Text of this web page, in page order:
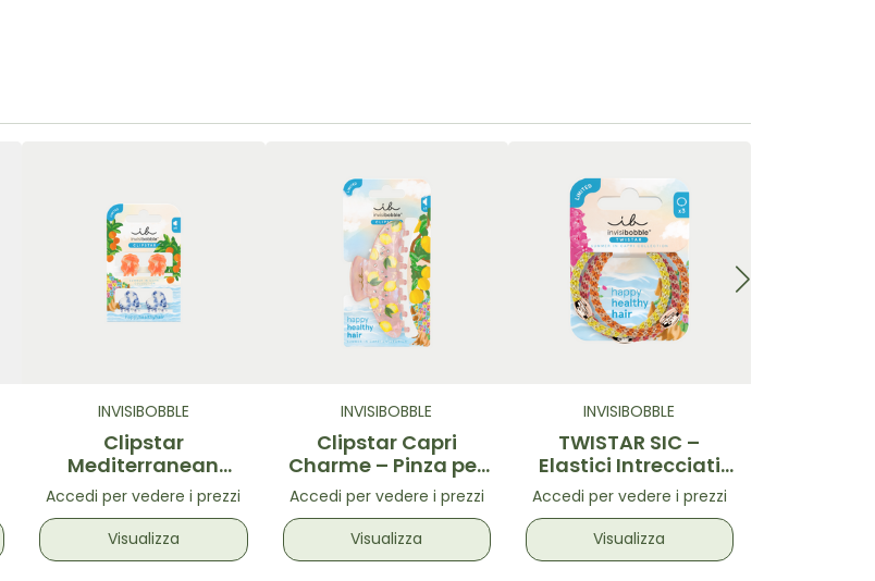
INVISIBOBBLE
Clipstar
Mediterranean
Minis– Mini pinze per
capelli 4 pz
Accedi per vedere i prezzi
Visualizza
INVISIBOBBLE
Clipstar Capri
Charme – Pinza per
capelli taglia L
Accedi per vedere i prezzi
Visualizza
INVISIBOBBLE
TWISTAR SIC –
Elastici Intrecciati
Colorati 3 pz
Accedi per vedere i prezzi
Visualizza